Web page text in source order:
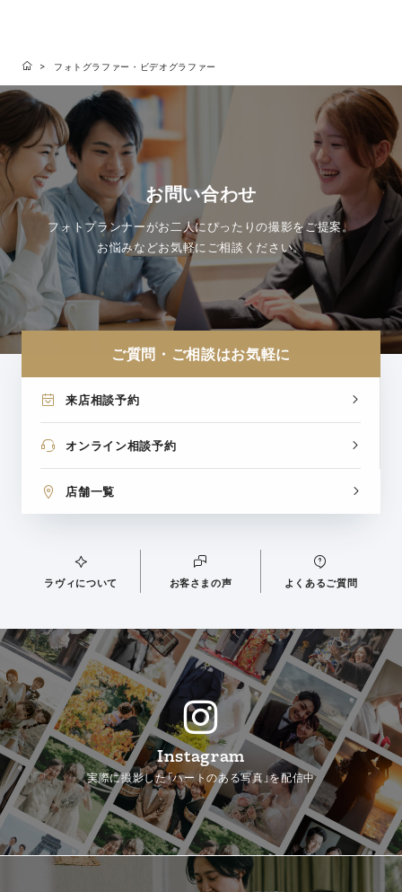
フォトグラファー・ビデオグラファー
お問い合わせ
フォトプランナーがお二人にぴったりの撮影をご提案。
お悩みなどお気軽にご相談ください。
ご質問・ご相談はお気軽に
来店相談予約
オンライン相談予約
店舗一覧
ラヴィについて お客さまの声 よくあるご質問
Instagram
実際に撮影した「ハートのある写真」を配信中